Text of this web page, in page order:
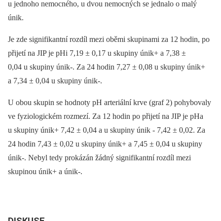
u jednoho nemocného, u dvou nemocných se jednalo o malý
únik.
Je zde signifikantní rozdíl mezi oběmi skupinami za 12 hodin, po
přijetí na JIP je pHi 7,19 ± 0,17 u skupiny únik+ a 7,38 ±
0,04 u skupiny únik-. Za 24 hodin 7,27 ± 0,08 u skupiny únik+
a 7,34 ± 0,04 u skupiny únik-.
U obou skupin se hodnoty pH arteriální krve (graf 2) pohybovaly
ve fyziologickém rozmezí. Za 12 hodin po přijetí na JIP je pHa
u skupiny únik+ 7,42 ± 0,04 a u skupiny únik -⁠ 7,42 ± 0,02. Za
24 hodin 7,43 ± 0,02 u skupiny únik+ a 7,45 ± 0,04 u skupiny
únik-. Nebyl tedy prokázán žádný signifikantní rozdíl mezi
skupinou únik+ a únik-.